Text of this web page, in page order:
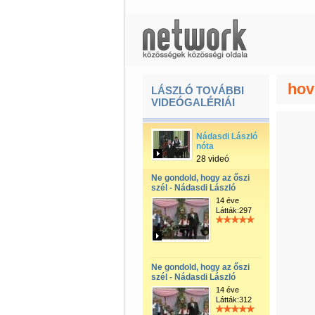
LÁSZLÓ TOVÁBBI
VIDEÓGALÉRIÁI
Nádasdi László
nóta
28 videó
Ne gondold, hogy az őszi
szél - Nádasdi László
14 éve
Látták:297
Ne gondold, hogy az őszi
szél - Nádasdi László
14 éve
Látták:312